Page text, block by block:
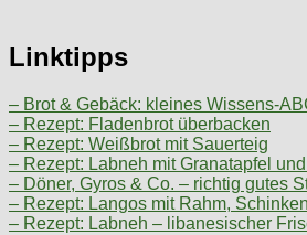
Linktipps
– Brot & Gebäck: kleines Wissens-
– Rezept: Fladenbrot überbacken
– Rezept: Weißbrot mit Sauerteig
– Rezept: Labneh mit Granatapfel
– Döner, Gyros & Co. – richtig gutes
– Rezept: Langos mit Rahm,
– Rezept: Labneh – libanesischer